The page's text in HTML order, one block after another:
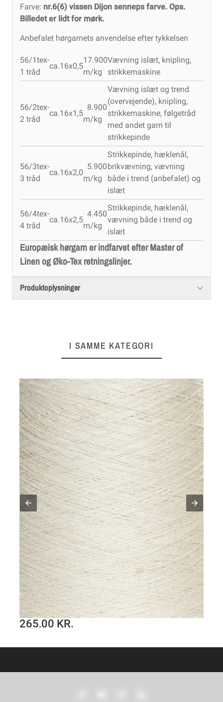
Farve: nr.6(6) vissen Dijon senneps farve. Ops.
Billedet er lidt for mørk.
Anbefalet hørgarnets anvendelse efter tykkelsen
56/1tex-
1 tråd
ca.16x0,5
17.900
m/kg
Vævning islæt, knipling,
strikkemaskine
56/2tex-
2 tråd
ca.16x1,5
8.900
m/kg
Vævning islæt og trend
(overvejende), knipling,
strikkemaskine, følgetråd
med andet garn til
strikkepinde
56/3tex-
3 tråd
ca.16x2,0
5.900
m/kg
Strikkepinde, hæklenål,
brikvævning, vævning
både i trend (anbefalet) og
islæt
56/4tex-
4 tråd
ca.16x2,5
4.450
m/kg
Strikkepinde, hæklenål,
vævning både i trend og
islæt
Europæisk hørgarn er indfarvet efter Master of
Linen og Øko-Tex retningslinjer.
Produktoplysninger
I SAMME KATEGORI
265,00 KR.